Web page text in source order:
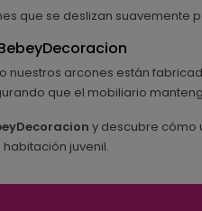
que se deslizan suavemente
nuestros arcones están
que el mobiliario
y descubre cómo
juvenil.